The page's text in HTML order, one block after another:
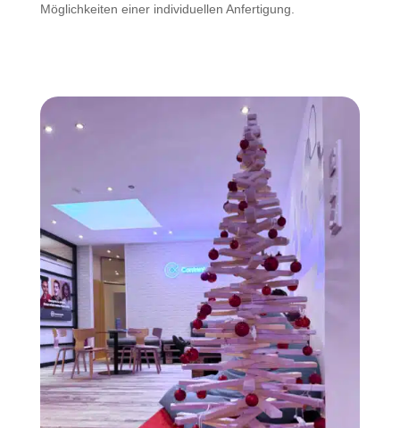
Möglichkeiten einer individuellen Anfertigung.